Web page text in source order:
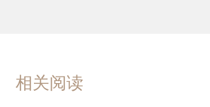
相关阅读